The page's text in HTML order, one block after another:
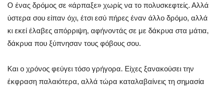
Ο ένας δρόμος σε «άρπαξε» χωρίς να το πολυσκεφτείς. Αλλά
ύστερα σου είπαν όχι, έτσι εσύ πήρες έναν άλλο δρόμο, αλλά
κι εκεί έλαβες απόρριψη, αφήνοντάς σε με δάκρυα στα μάτια,
δάκρυα που ξύπνησαν τους φόβους σου.
Και ο χρόνος φεύγει τόσο γρήγορα. Είχες ξανακούσει την
έκφραση παλαιότερα, αλλά τώρα καταλαβαίνεις τη σημασία